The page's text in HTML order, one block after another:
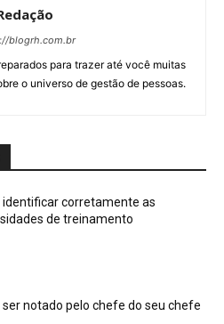
blogrh.com.br
para trazer até você muitas
o universo de gestão de pessoas.
identificar corretamente as
de treinamento
ser notado pelo chefe do seu chefe